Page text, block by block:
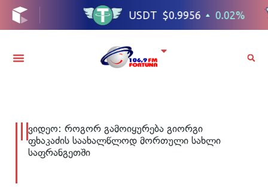
ვიდეო: როგორ გამოიყურება გიორგი
ფხაკაძის საახალწლოდ მორთული სახლი
საფრანგეთში